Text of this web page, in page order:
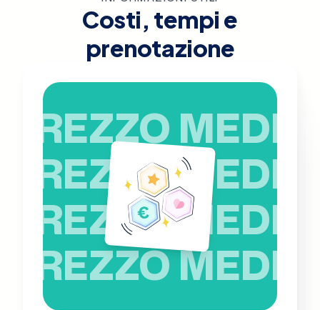
Costi, tempi e
prenotazione
PREZZO MEDIO
PREZZO MEDIO
PREZZO MEDIO
PREZZO MEDIO